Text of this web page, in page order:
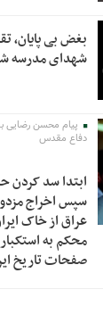
بغض بی پایان،
شهدای مدرسه
پیام محسن رضایی
دفاع مقدس
ابتدا سد
سپس اخراج
عراق از خاک
محکم به
صفحات تاریخ